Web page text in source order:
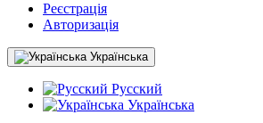
Реєстрація
Авторизація
Українська
Русский
Українська